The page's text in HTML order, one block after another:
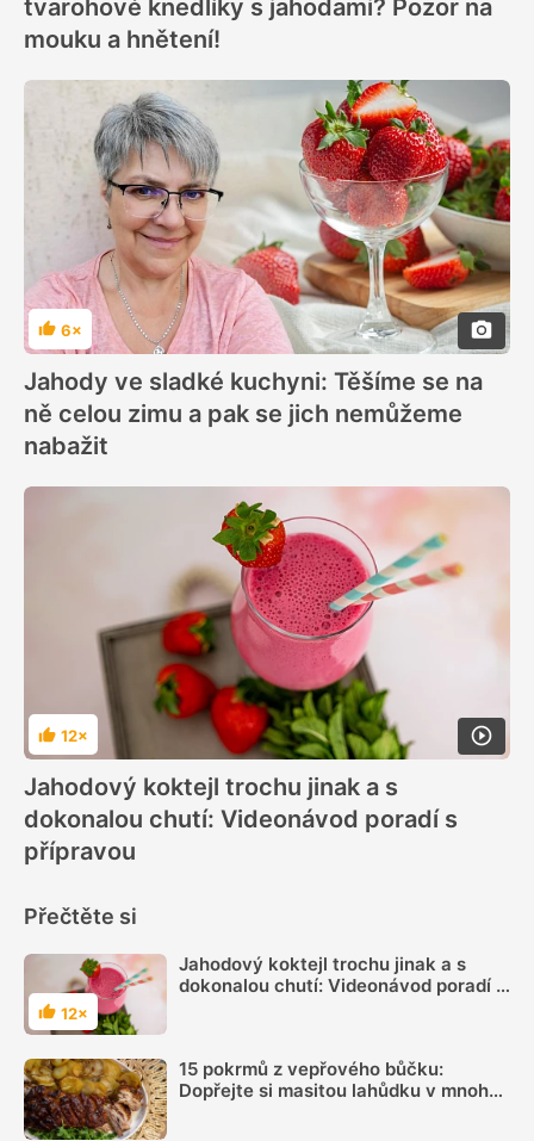
tvarohové knedlíky s jahodami? Pozor na
mouku a hnětení!
Hodnocení
6×
Jahody ve sladké kuchyni: Těšíme se na
ně celou zimu a pak se jich nemůžeme
nabažit
Hodnocení
12×
Jahodový koktejl trochu jinak a s
dokonalou chutí: Videonávod poradí s
přípravou
Přečtěte si
Hodnocení
12×
Jahodový koktejl trochu jinak a s
dokonalou chutí: Videonávod poradí s
15 pokrmů z vepřového bůčku:
Dopřejte si masitou lahůdku v mnoha